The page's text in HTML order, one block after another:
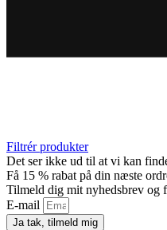
Filtrér produkter
Det ser ikke ud til at vi kan
Få 15 % rabat på din næste
Tilmeld dig mit nyhedsbrev og
E-mail
Ja tak, tilmeld mig